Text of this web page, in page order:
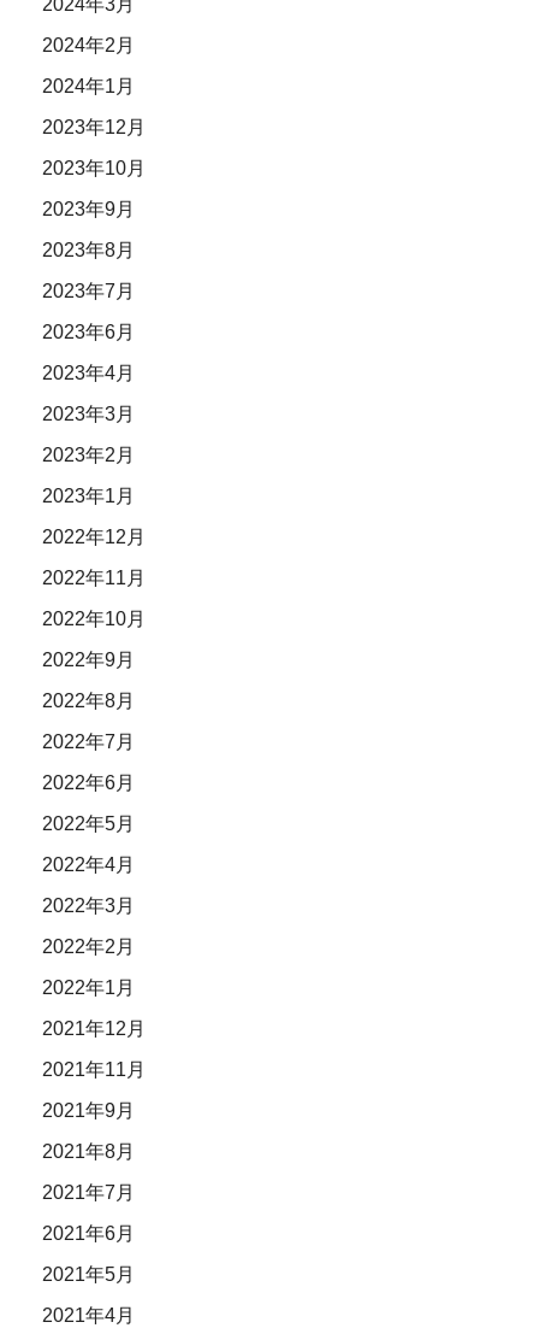
2024年3月
2024年2月
2024年1月
2023年12月
2023年10月
2023年9月
2023年8月
2023年7月
2023年6月
2023年4月
2023年3月
2023年2月
2023年1月
2022年12月
2022年11月
2022年10月
2022年9月
2022年8月
2022年7月
2022年6月
2022年5月
2022年4月
2022年3月
2022年2月
2022年1月
2021年12月
2021年11月
2021年9月
2021年8月
2021年7月
2021年6月
2021年5月
2021年4月